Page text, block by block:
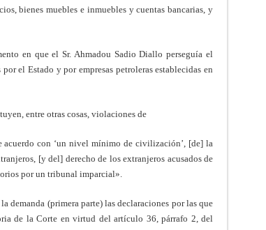
bienes muebles e inmuebles y cuentas bancarias, y
en que el Sr. Ahmadou Sadio Diallo perseguía el
el Estado y por empresas petroleras establecidas en
entre otras cosas, violaciones de
con ‘un nivel mínimo de civilización’, [de] la
[y del] derecho de los extranjeros acusados de
por un tribunal imparcial».
demanda (primera parte) las declaraciones por las que
de la Corte en virtud del artículo 36, párrafo 2, del